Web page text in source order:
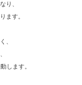
り、
ます。
、
します。